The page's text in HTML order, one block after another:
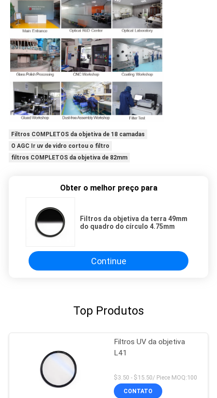
Filtros COMPLETOS da objetiva de 18 camadas
O AGC Ir uv de vidro cortou o filtro
filtros COMPLETOS da objetiva de 82mm
Obter o melhor preço para
Filtros da objetiva da terra 49mm
do quadro do círculo 4.75mm
Continue
Top Produtos
Filtros UV da objetiva
L41
$3.50 - $15.50/ Piece MOQ:100
CONTATO